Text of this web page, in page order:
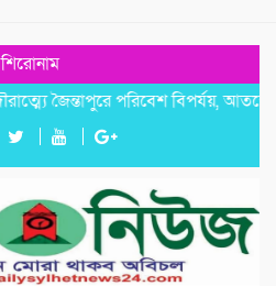
শিরোনাম
জৈন্তাপুরে পরিবেশ বিপর্যয়, আতঙ্কে প্রবাসী